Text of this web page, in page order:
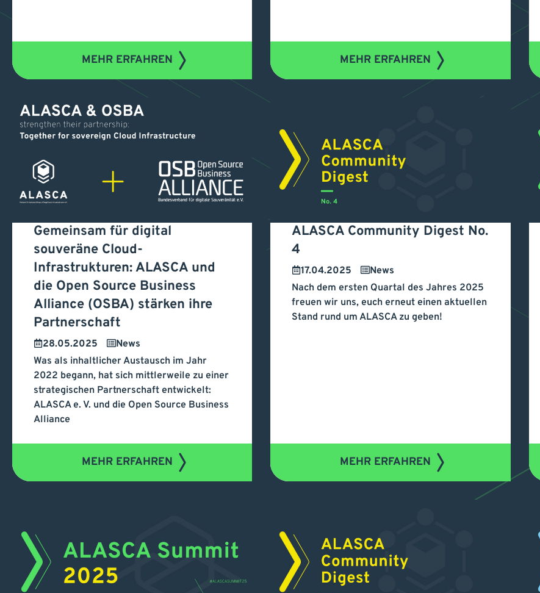
MEHR ERFAHREN MEHR ERFAHREN
Gemeinsam für digital
souveräne Cloud-
Infrastrukturen: ALASCA und
die Open Source Business
Alliance (OSBA) stärken ihre
Partnerschaft
28.05.2025
News
Was als inhaltlicher Austausch im Jahr
2022 begann, hat sich mittlerweile zu einer
strategischen Partnerschaft entwickelt:
ALASCA e. V. und die Open Source Business
Alliance
Gemeinsam für digital
souveräne Cloud-
Infrastrukturen: ALASCA
und die Open Source
Business Alliance (OSBA)
stärken ihre Partnerschaft
MEHR ERFAHREN
ALASCA Community Digest No.
4
17.04.2025
News
Nach dem ersten Quartal des Jahres 2025
freuen wir uns, euch erneut einen aktuellen
Stand rund um ALASCA zu geben!
ALASCA Community
Digest No. 4
MEHR ERFAHREN